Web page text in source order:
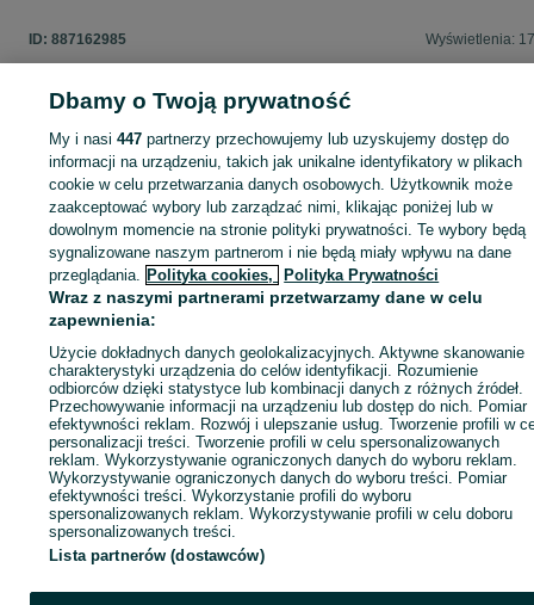
ID: 887162985 Wyświetlenia:
Zaloguj się lub załóż konto na OLX, aby skontaktować się z
sprzedającym
Zaloguj się / Załóż konto
Kup
Dbamy o Twoją prywatność
My i nasi447 partnerzy przechowujemy lub uzyskujemy dostęp do
informacji na urządzeniu, takich jak unikalne identyfikatory w plikach
cookie w celu przetwarzania danych osobowych. Użytkownik może
zaakceptować wybory lub zarządzać nimi, klikając poniżej lub w
dowolnym momencie na stronie polityki prywatności. Te wybory będą
sygnalizowane naszym partnerom i nie będą miały wpływu na dane
przeglądania. Polityka cookies, Polityka Prywatności
Wraz z naszymi partnerami przetwarzamy dane w celu
zapewnienia:
Użycie dokładnych danych geolokalizacyjnych. Aktywne skanowanie
charakterystyki urządzenia do celów identyfikacji. Rozumienie
odbiorców dzięki statystyce lub kombinacji danych z różnych źródeł.
Przechowywanie informacji na urządzeniu lub dostęp do nich. Pomiar
efektywności reklam. Rozwój i ulepszanie usług. Tworzenie profili w
personalizacji treści. Tworzenie profili w celu spersonalizowanych
reklam. Wykorzystywanie ograniczonych danych do wyboru reklam.
Wykorzystywanie ograniczonych danych do wyboru treści. Pomiar
efektywności treści. Wykorzystanie profili do wyboru
spersonalizowanych reklam. Wykorzystywanie profili w celu doboru
spersonalizowanych treści.
Lista partnerów (dostawców)